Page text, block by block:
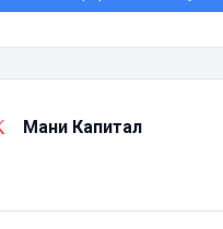
Мани Капитал